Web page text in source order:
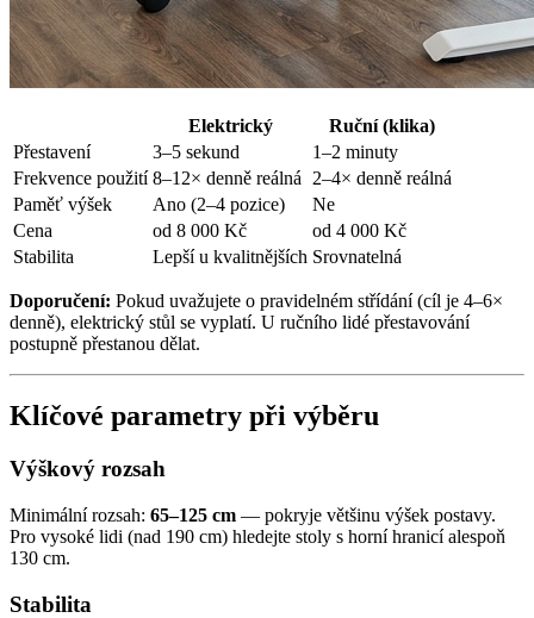
Elektrický
Ruční (klika)
Přestavení
3–5 sekund
1–2 minuty
Frekvence použití 8–12× denně reálná 2–4× denně reálná
Paměť výšek
Ano (2–4 pozice)
Ne
Cena
od 8 000 Kč
od 4 000 Kč
Stabilita
Lepší u kvalitnějších Srovnatelná
Doporučení: Pokud uvažujete o pravidelném střídání (cíl je 4–6×
denně), elektrický stůl se vyplatí. U ručního lidé přestavování
postupně přestanou dělat.
Klíčové parametry při výběru
Výškový rozsah
Minimální rozsah: 65–125 cm — pokryje většinu výšek postavy.
Pro vysoké lidi (nad 190 cm) hledejte stoly s horní hranicí alespoň
130 cm.
Stabilita